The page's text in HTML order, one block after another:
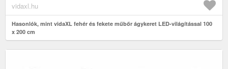
vidaxl.hu
Hasonlók, mint vidaXL fehér és fekete műbőr ágykeret LED-világítással 100
x 200 cm